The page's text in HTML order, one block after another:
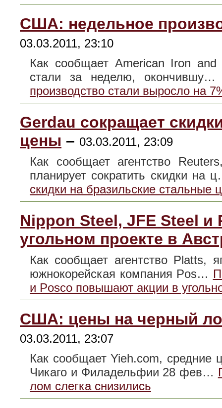
США: недельное
03.03.2011, 23:10
Как сообщает American Iron and
стали за неделю,
производство стали выросло на
Gerdau сокращает
цены – 03.03.2011, 23:09
Как сообщает агентство
планирует сократить скидки на
скидки на бразильские стальные
Nippon Steel, JFE Steel
угольном проекте в
Как сообщает агентство Platts,
южнокорейская компания Pos…
и Posco повышают акции в
США: цены на черный
03.03.2011, 23:07
Как сообщает Yieh.com, средние
Чикаго и Филадельфии 28 фев…
лом слегка снизились